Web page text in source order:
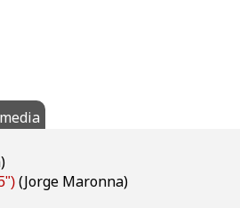
(Jorge Maronna)